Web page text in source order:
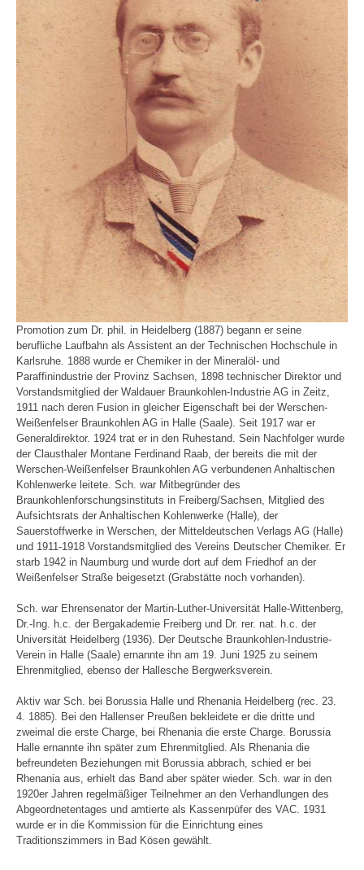
Promotion zum Dr. phil. in Heidelberg (1887) begann er seine
berufliche Laufbahn als Assistent an der Technischen Hochschule in
Karlsruhe. 1888 wurde er Chemiker in der Mineralöl- und
Paraffinindustrie der Provinz Sachsen, 1898 technischer Direktor und
Vorstandsmitglied der Waldauer Braunkohlen-Industrie AG in Zeitz,
1911 nach deren Fusion in gleicher Eigenschaft bei der Werschen-
Weißenfelser Braunkohlen AG in Halle (Saale). Seit 1917 war er
Generaldirektor. 1924 trat er in den Ruhestand. Sein Nachfolger wurde
der Clausthaler Montane Ferdinand Raab, der bereits die mit der
Werschen-Weißenfelser Braunkohlen AG verbundenen Anhaltischen
Kohlenwerke leitete. Sch. war Mitbegründer des
Braunkohlenforschungsinstituts in Freiberg/Sachsen, Mitglied des
Aufsichtsrats der Anhaltischen Kohlenwerke (Halle), der
Sauerstoffwerke in Werschen, der Mitteldeutschen Verlags AG (Halle)
und 1911-1918 Vorstandsmitglied des Vereins Deutscher Chemiker. Er
starb 1942 in Naumburg und wurde dort auf dem Friedhof an der
Weißenfelser Straße beigesetzt (Grabstätte noch vorhanden).
Sch. war Ehrensenator der Martin-Luther-Universität Halle-Wittenberg,
Dr.-Ing. h.c. der Bergakademie Freiberg und Dr. rer. nat. h.c. der
Universität Heidelberg (1936). Der Deutsche Braunkohlen-Industrie-
Verein in Halle (Saale) ernannte ihn am 19. Juni 1925 zu seinem
Ehrenmitglied, ebenso der Hallesche Bergwerksverein.
Aktiv war Sch. bei Borussia Halle und Rhenania Heidelberg (rec. 23.
4. 1885). Bei den Hallenser Preußen bekleidete er die dritte und
zweimal die erste Charge, bei Rhenania die erste Charge. Borussia
Halle ernannte ihn später zum Ehrenmitglied. Als Rhenania die
befreundeten Beziehungen mit Borussia abbrach, schied er bei
Rhenania aus, erhielt das Band aber später wieder. Sch. war in den
1920er Jahren regelmäßiger Teilnehmer an den Verhandlungen des
Abgeordnetentages und amtierte als Kassenrpüfer des VAC. 1931
wurde er in die Kommission für die Einrichtung eines
Traditionszimmers in Bad Kösen gewählt.